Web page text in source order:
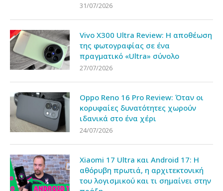
31/07/2026
Vivo X300 Ultra Review: Η αποθέωση
της φωτογραφίας σε ένα
πραγματικό «Ultra» σύνολο
27/07/2026
Oppo Reno 16 Pro Review: Όταν οι
κορυφαίες δυνατότητες χωρούν
ιδανικά στο ένα χέρι
24/07/2026
Xiaomi 17 Ultra και Android 17: Η
αθόρυβη πρωτιά, η αρχιτεκτονική
του λογισμικού και τι σημαίνει στην